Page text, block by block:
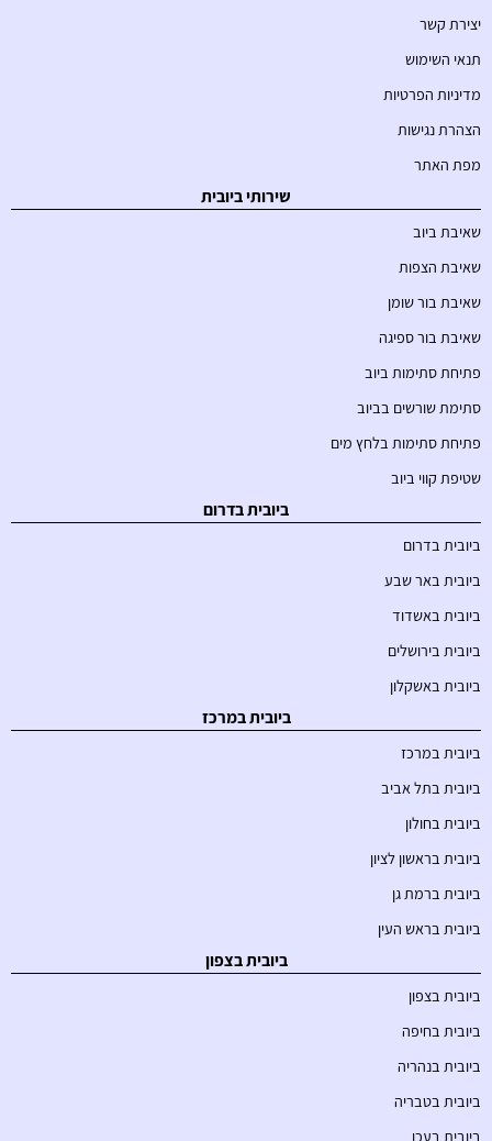
יצירת קשר
תנאי השימוש
מדיניות הפרטיות
הצהרת נגישות
מפת האתר
שירותי ביובית
שאיבת ביוב
שאיבת הצפות
שאיבת בור שומן
שאיבת בור ספיגה
פתיחת סתימות ביוב
סתימת שורשים בביוב
פתיחת סתימות בלחץ מים
שטיפת קווי ביוב
ביובית בדרום
ביובית בדרום
ביובית באר שבע
ביובית באשדוד
ביובית בירושלים
ביובית באשקלון
ביובית במרכז
ביובית במרכז
ביובית בתל אביב
ביובית בחולון
ביובית בראשון לציון
ביובית ברמת גן
ביובית בראש העין
ביובית בצפון
ביובית בצפון
ביובית בחיפה
ביובית בנהריה
ביובית בטבריה
ביובית בעכו